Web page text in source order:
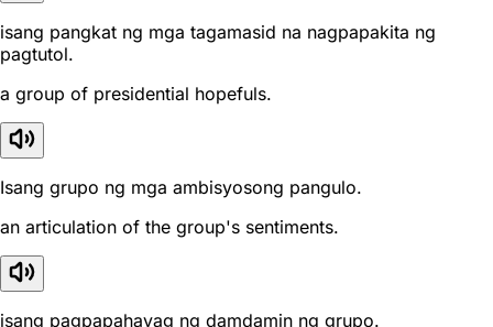
isang pangkat ng mga tagamasid na nagpapakita ng
pagtutol.
a group of presidential hopefuls.
Isang grupo ng mga ambisyosong pangulo.
an articulation of the group's sentiments.
isang pagpapahayag ng damdamin ng grupo.